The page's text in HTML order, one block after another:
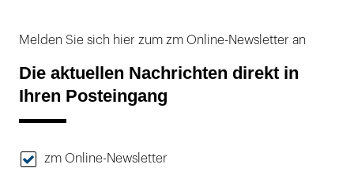
Melden Sie sich hier zum zm Online-Newsletter an
Die aktuellen Nachrichten direkt in
Ihren Posteingang
zm Online-Newsletter